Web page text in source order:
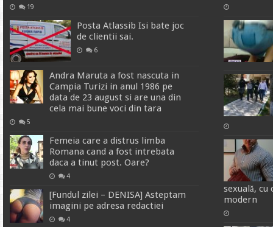
19
Posta Atlassib Isi bate joc
de clientii sai.
6
Andra Maruta a fost nascuta in
Campia Turizi in anul 1986 pe
data de 23 august si are una din
cela mai bune voci din tara
5
Femeia care a distrus limba
Romana cand a fost intrebata
daca a tinut post. Oare?
4
[Fundul zilei – DENISA] Asteptam
imagini pe adresa redactiei
4
sexuală,
modern